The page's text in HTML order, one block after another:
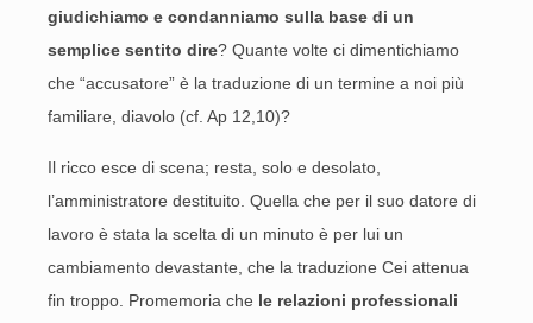
giudichiamo e condanniamo sulla base di un
semplice sentito dire? Quante volte ci dimentichiamo
che “accusatore” è la traduzione di un termine a noi più
familiare, diavolo (cf. Ap 12,10)?
Il ricco esce di scena; resta, solo e desolato,
l’amministratore destituito. Quella che per il suo datore di
lavoro è stata la scelta di un minuto è per lui un
cambiamento devastante, che la traduzione Cei attenua
fin troppo. Promemoria che le relazioni professionali